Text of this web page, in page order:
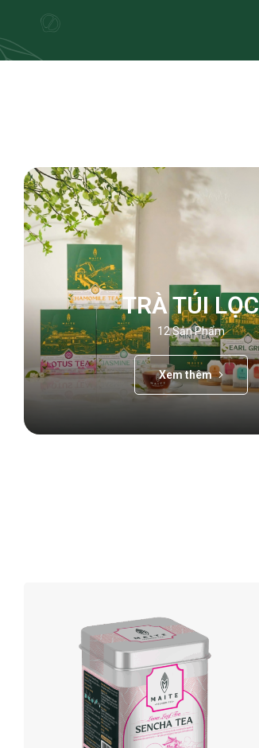
TRÀ TÚI LỌC
12Sản Phẩm
Xem thêm